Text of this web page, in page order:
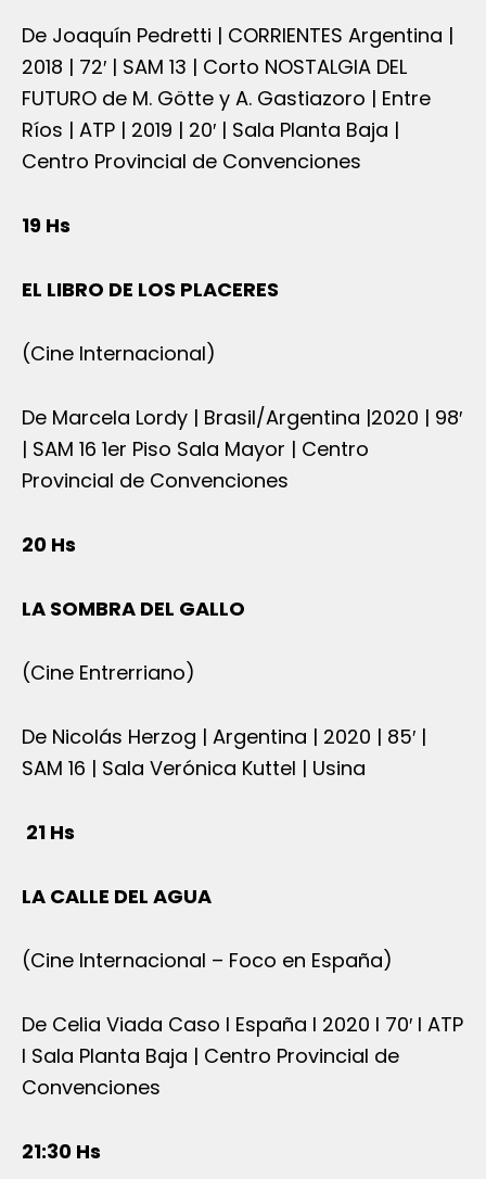
De Joaquín Pedretti | CORRIENTES Argentina |
2018 | 72′ | SAM 13 | Corto NOSTALGIA DEL
FUTURO de M. Götte y A. Gastiazoro | Entre
Ríos | ATP | 2019 | 20′ | Sala Planta Baja |
Centro Provincial de Convenciones
19 Hs
EL LIBRO DE LOS PLACERES
(Cine Internacional)
De Marcela Lordy | Brasil/Argentina |2020 | 98′
| SAM 16 1er Piso Sala Mayor | Centro
Provincial de Convenciones
20 Hs
LA SOMBRA DEL GALLO
(Cine Entrerriano)
De Nicolás Herzog | Argentina | 2020 | 85′ |
SAM 16 | Sala Verónica Kuttel | Usina
21 Hs
LA CALLE DEL AGUA
(Cine Internacional – Foco en España)
De Celia Viada Caso I España I 2020 I 70′ I ATP
I Sala Planta Baja | Centro Provincial de
Convenciones
21:30 Hs